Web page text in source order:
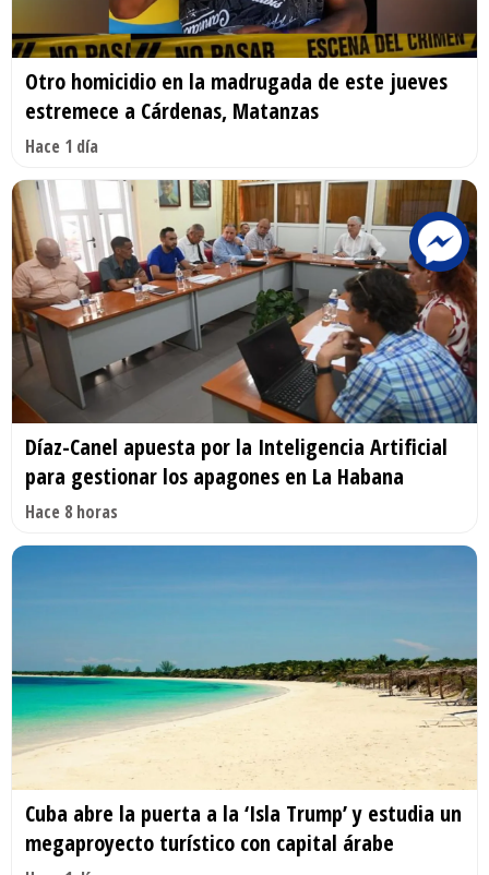
Otro homicidio en la madrugada de este jueves
estremece a Cárdenas, Matanzas
Hace 1 día
Díaz-Canel apuesta por la Inteligencia Artificial
para gestionar los apagones en La Habana
Hace 8 horas
Cuba abre la puerta a la ‘Isla Trump’ y estudia un
megaproyecto turístico con capital árabe